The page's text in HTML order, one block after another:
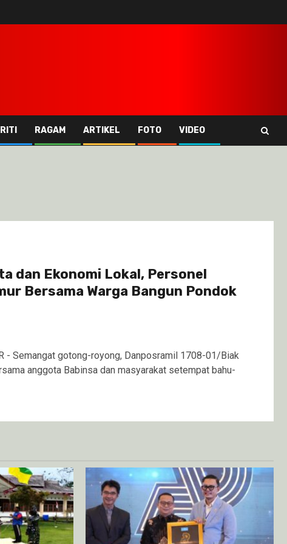
RAGAM ARTIKEL FOTO VIDEO
dan Ekonomi Lokal, Personel
Bersama Warga Bangun Pondok
- Semangat gotong-royong, Danposramil 1708-01/Biak
anggota Babinsa dan masyarakat setempat bahu-